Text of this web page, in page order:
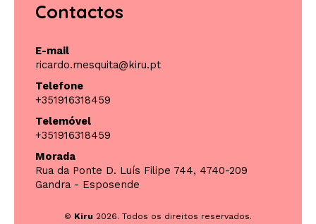
Contactos
E-mail
ricardo.mesquita@kiru.pt
Telefone
+351916318459
Telemóvel
+351916318459
Morada
Rua da Ponte D. Luís Filipe 744, 4740-209
Gandra - Esposende
© Kiru 2026. Todos os direitos reservados.